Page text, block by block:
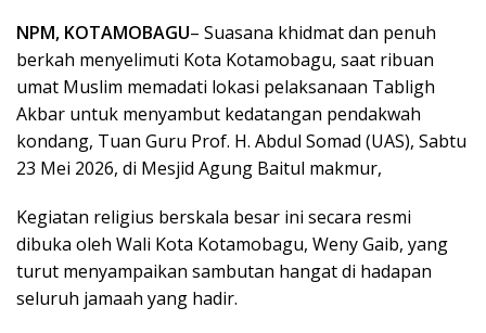
NPM, KOTAMOBAGU– Suasana khidmat dan penuh
berkah menyelimuti Kota Kotamobagu, saat ribuan
umat Muslim memadati lokasi pelaksanaan Tabligh
Akbar untuk menyambut kedatangan pendakwah
kondang, Tuan Guru Prof. H. Abdul Somad (UAS), Sabtu
23 Mei 2026, di Mesjid Agung Baitul makmur,
Kegiatan religius berskala besar ini secara resmi
dibuka oleh Wali Kota Kotamobagu, Weny Gaib, yang
turut menyampaikan sambutan hangat di hadapan
seluruh jamaah yang hadir.